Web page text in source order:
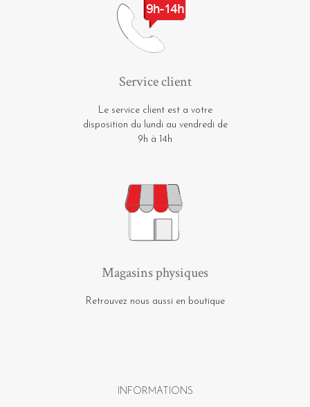
Service client
Le service client est a votre
disposition du lundi au vendredi de
9h à 14h
Magasins physiques
Retrouvez nous aussi en boutique
INFORMATIONS